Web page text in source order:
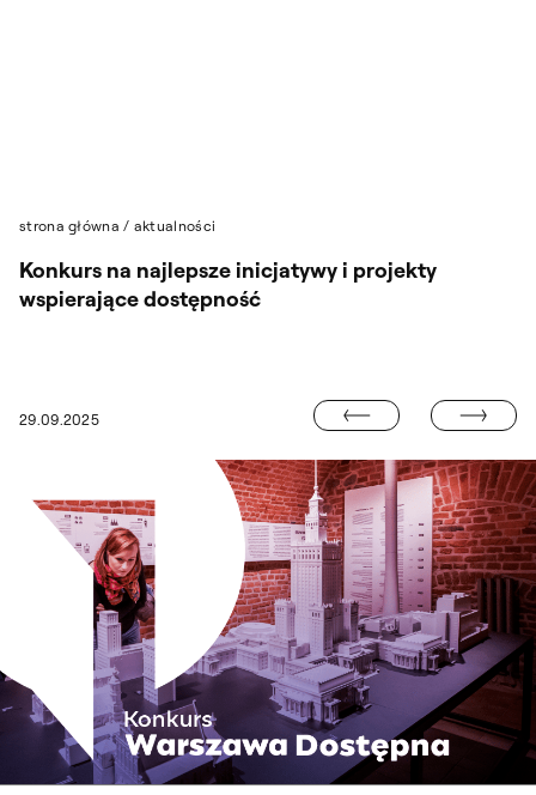
strona główna / aktualności
29.09.2025
Konkurs na najlepsze inicjatywy i projekty
wspierające dostępność
NIEPEŁNOSPRAWNOŚĆ NIE MÓWI JACY JESTEŚMY
UNIFEST. 2025